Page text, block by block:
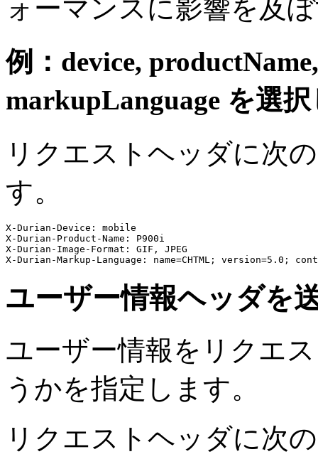
ォーマンスに影響を及
例：device,
markupLanguage を選
リクエストヘッダに次
す。
X-Durian-Device: mobile
X-Durian-Product-Name: P900i
X-Durian-Image-Format: GIF, JPEG
ユーザー情報ヘッダを
ユーザー情報をリクエ
うかを指定します。
リクエストヘッダに次